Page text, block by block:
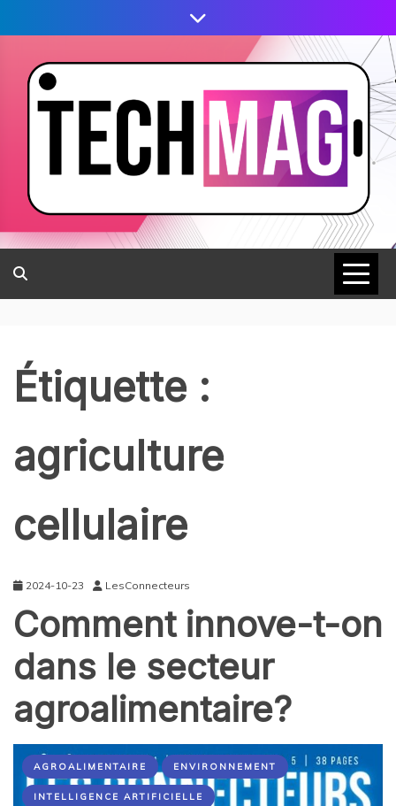
Étiquette :
agriculture
cellulaire
2024-10-23 LesConnecteurs
Comment innove-t-on
dans le secteur
agroalimentaire?
AGROALIMENTAIRE ENVIRONNEMENT
INTELLIGENCE ARTIFICIELLE